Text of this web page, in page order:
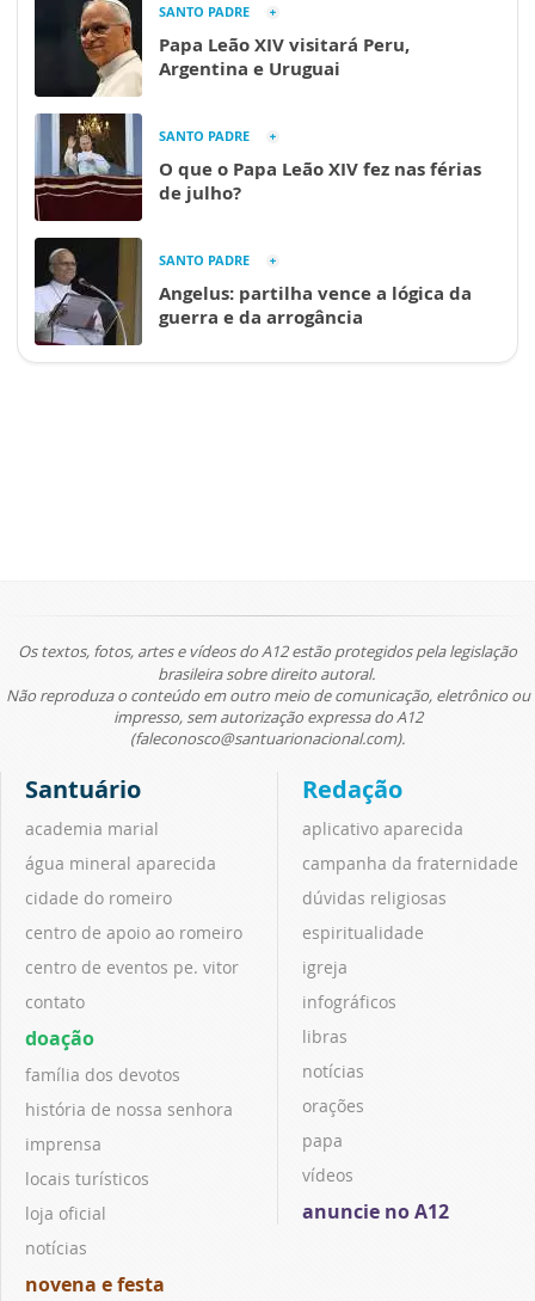
SANTO PADRE
Papa Leão XIV visitará Peru,
Argentina e Uruguai
SANTO PADRE
O que o Papa Leão XIV fez nas férias
de julho?
SANTO PADRE
Angelus: partilha vence a lógica da
guerra e da arrogância
Os textos, fotos, artes e vídeos do A12 estão protegidos pela legislação
brasileira sobre direito autoral.
Não reproduza o conteúdo em outro meio de comunicação, eletrônico ou
impresso, sem autorização expressa do A12
(faleconosco@santuarionacional.com).
Santuário
academia marial
água mineral aparecida
cidade do romeiro
centro de apoio ao romeiro
centro de eventos pe. vitor
contato
doação
família dos devotos
história de nossa senhora
imprensa
locais turísticos
loja oficial
notícias
novena e festa
Redação
aplicativo aparecida
campanha da fraternidade
dúvidas religiosas
espiritualidade
igreja
infográficos
libras
notícias
orações
papa
vídeos
anuncie no A12